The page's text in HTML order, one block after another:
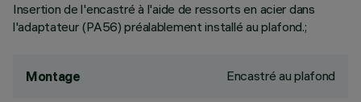
Insertion de l'encastré à l'aide de ressorts en acier dans
l'adaptateur (PA56) préalablement installé au plafond.;
Montage Encastré au plafond